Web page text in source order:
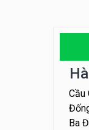
Cầu
Ba